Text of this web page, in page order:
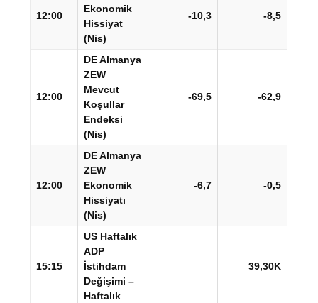
12:00
Ekonomik
Hissiyat
(Nis)
-10,3 -8,5
12:00
DE Almanya
ZEW
Mevcut
Koşullar
Endeksi
(Nis)
-69,5 -62,9
12:00
DE Almanya
ZEW
Ekonomik
Hissiyatı
(Nis)
-6,7 -0,5
15:15
US Haftalık
ADP
İstihdam
Değişimi –
Haftalık
39,30K